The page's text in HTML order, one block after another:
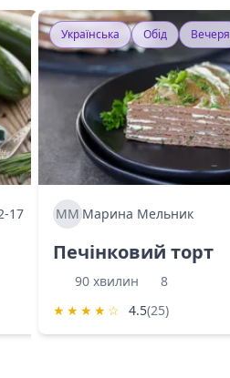
17
Українська Обід Вечеря
МММарина Мельник
Печінковий торт
90 хвилин
8
★ ★ ★ ★ ☆ 4.5(25)